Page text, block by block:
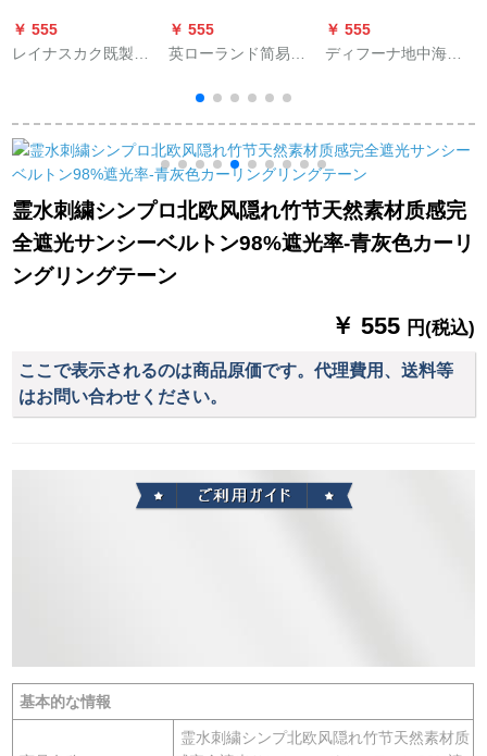
￥ 555
レイナスカク既製の
ン寝室掃き出窓ベレ
ストランダー出窓シ
ステムハーン式シム
ホームホームホーム
ンンンン遮光カータ
ーテーンン部屋部屋
部屋扫き出し窓ベゼ
￥ 555
英ローランド简易チc
型鹿幅1.5*高1.8をカ
ステラマイズとす
る。
￥ 555
ディフーナ地中海カ
完全遮光布-フルック
既製カーン幅1.9*2.7
m-シングルA
霊水刺繍シンプロ北欧风隠れ竹节天然素材质感完
全遮光サンシーベルトン98%遮光率-青灰色カーリ
ングリングテーン
￥ 555 円(税込)
ここで表示されるのは商品原価です。代理費用、送料等
はお問い合わせください。
基本的な情報
霊水刺繍シンプ北欧风隠れ竹节天然素材质